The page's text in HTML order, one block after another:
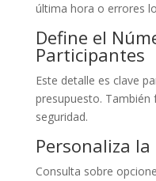
última hora o errores
Define el
Participantes
Este detalle es clave
presupuesto. También
seguridad.
Personaliza la
Consulta sobre